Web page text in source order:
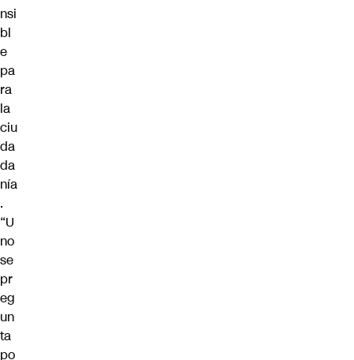
nsi
bl
e
pa
ra
la
ciu
da
da
nía
.
“U
no
se
pr
eg
un
ta
po